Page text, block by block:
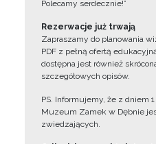
Polecamy serdecznie!”
Rezerwacje już trwają
Zapraszamy do planowania
PDF z pełną ofertą
dostępna jest również
szczegółowych opisów.
PS. Informujemy, że z dniem
Muzeum Zamek w Dębnie
zwiedzających.